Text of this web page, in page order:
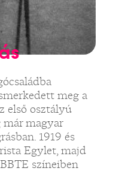
meg a
első osztályú
magyar
1919 és
Egylet, majd
színeiben